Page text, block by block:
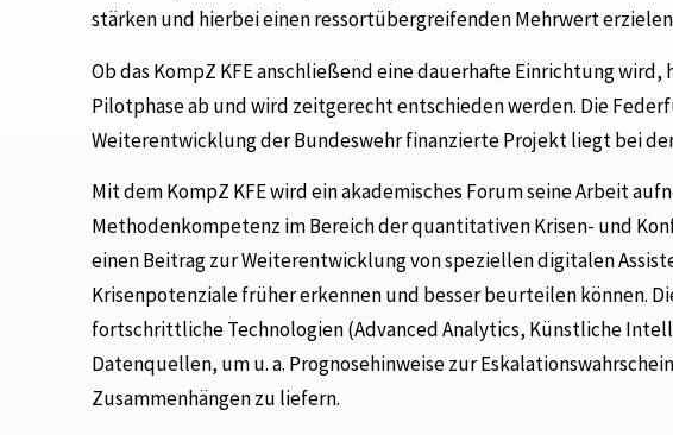
stärken und hierbei einen ressortübergreifenden Mehrwert
Ob das KompZ KFE anschließend eine dauerhafte Einrichtung
Pilotphase ab und wird zeitgerecht entschieden werden. Die
Weiterentwicklung der Bundeswehr finanzierte Projekt liegt bei
Mit dem KompZ KFE wird ein akademisches Forum seine Arbeit
Methodenkompetenz im Bereich der quantitativen Krisen- und
einen Beitrag zur Weiterentwicklung von speziellen digitalen
Krisenpotenziale früher erkennen und besser beurteilen können.
fortschrittliche Technologien (Advanced Analytics, Künstliche
Datenquellen, um u. a. Prognosehinweise zur
Zusammenhängen zu liefern.